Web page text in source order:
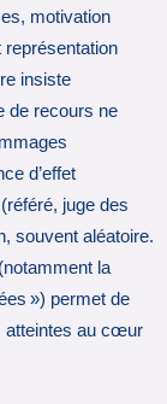
motivation
insiste
de recours ne
d’effet
juge des
souvent aléatoire.
la
») permet de
atteintes au cœur